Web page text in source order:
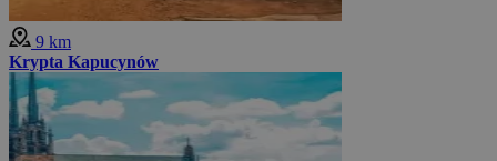
9 km
Krypta Kapucynów